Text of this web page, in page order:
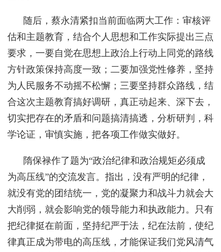
随后，蔡永清紧扣当前面临两大工作：审核评
估和主题教育，结合个人思想和工作实际提出三点
要求，一要自觉在思想上政治上行动上同党的路线
方针政策保持高度一致；二要加强党性修养，坚持
为人民服务不动摇不松懈；三要坚持群众路线，结
合这次主题教育搞好调研，真正动起来、深下去，
切实把存在的矛盾和问题搞清搞透，分析研判，科
学论证，审慎实施，把各项工作做实做好。
隋保禄作了题为“政治纪律和政治规矩必须成
为高压线”的交流发言。指出，没有严明的纪律，
就没有党的团结统一，党的凝聚力和战斗力就会大
大削弱，就会影响党的领导能力和执政能力。只有
把纪律挺在前面，坚持纪严于法，纪在法前，使纪
律真正成为带电的高压线，才能保证我们党风清气